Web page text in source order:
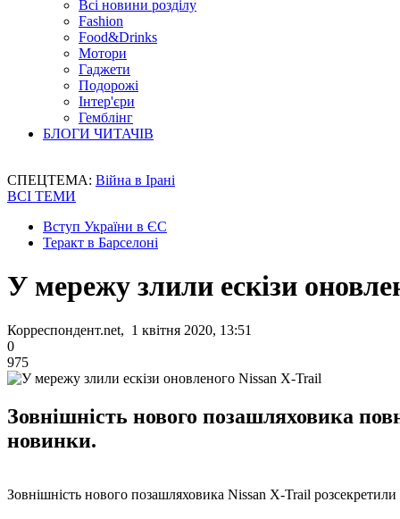
Всі новини розділу
Fashion
Food&Drinks
Мотори
Гаджети
Подорожі
Інтер'єри
Гемблінг
БЛОГИ ЧИТАЧІВ
СПЕЦТЕМА: Війна в Ірані
ВСІ ТЕМИ
Вступ України в ЄС
Теракт в Барселоні
У мережу злили ескізи
Корреспондент.net, 1 квітня 2020, 13:51
0
975
Зовнішність нового позашляховика
новинки.
Зовнішність нового позашляховика Nissan X-Trail